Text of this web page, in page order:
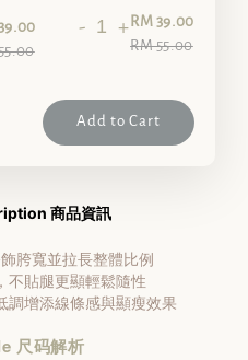
- + RM 39.00
RM 55.00
Add to Cart
商品資訊
胯寬並拉長整體比例
不貼腿更顯輕鬆隨性
調增添線條感與顯瘦效果
尺码解析